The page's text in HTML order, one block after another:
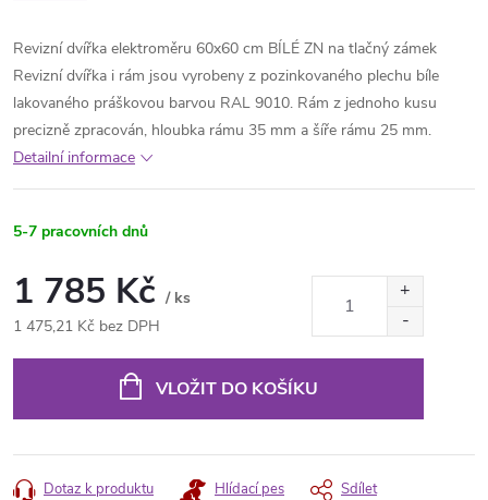
Revizní dvířka elektroměru 60x60 cm BÍLÉ ZN na tlačný zámek
Revizní dvířka i rám jsou vyrobeny z pozinkovaného plechu bíle
lakovaného práškovou barvou RAL 9010. Rám z jednoho kusu
precizně zpracován, hloubka rámu 35 mm a šíře rámu 25 mm.
Detailní informace
5-7 pracovních dnů
1 785 Kč / ks
1 475,21 Kč bez DPH
VLOŽIT DO KOŠÍKU
Dotaz k produktu Hlídací pes Sdílet